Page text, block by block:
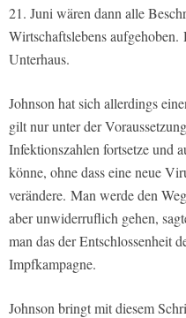
21. Juni wären dann alle
Wirtschaftslebens
Unterhaus.
Johnson hat sich allerdings
gilt nur unter der
Infektionszahlen fortsetze und
könne, ohne dass eine neue
verändere. Man werde den
aber unwiderruflich gehen,
man das der Entschlossenheit
Impfkampagne.
Johnson bringt mit diesem